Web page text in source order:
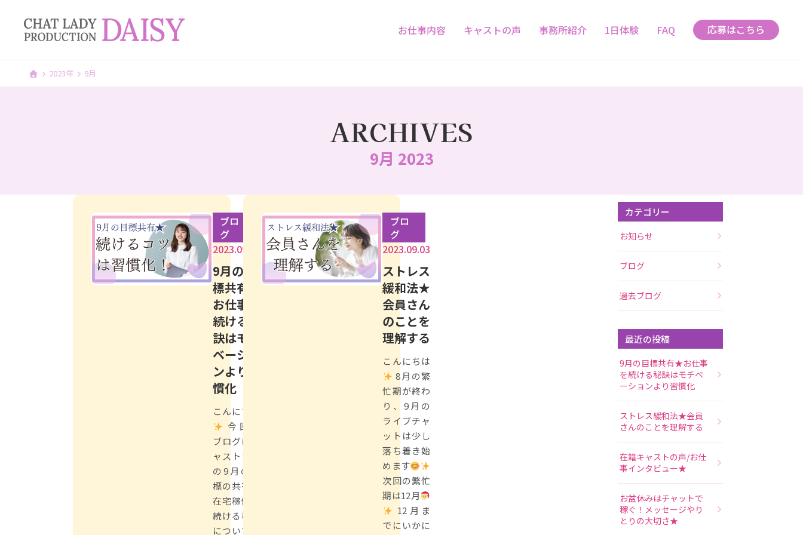
お仕事内容 キャストの声 事務所紹介 1日体験 FAQ 応募はこちら
2023年 9月
ARCHIVES
9月 2023
ブロ
グ
2023.09.10
9月の目
標共有★
お仕事を
続ける秘
訣はモチ
ベーショ
ンより習
慣化
こんにちは
今回の
ブログはキ
ャストさん
の9月の目
標の共有と
在宅稼働を
続ける秘訣
についてで
ブロ
グ
2023.09.03
ストレス
緩和法★
会員さん
のことを
理解する
こんにちは
8月の繁
忙期が終わ
り、9月の
ライブチャ
ットは少し
落ち着き始
めます
次回の繁忙
期は12月
12月ま
でにいかに
カテゴリー
お知らせ
ブログ
過去ブログ
最近の投稿
9月の目標共有★お仕事
を続ける秘訣はモチベ
ーションより習慣化
ストレス緩和法★会員
さんのことを理解する
在籍キャストの声/お仕
事インタビュー★
お盆休みはチャットで
稼ぐ！メッセージやり
とりの大切さ★